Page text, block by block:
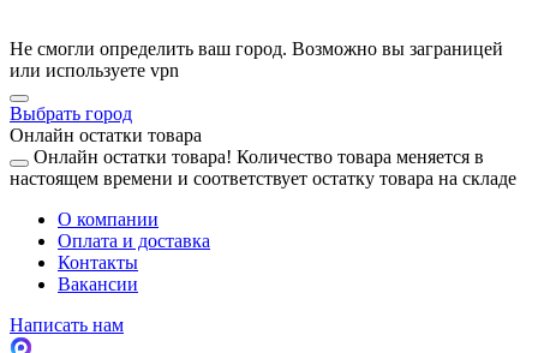
Не смогли определить ваш город. Возможно вы заграницей
или используете vpn
Выбрать город
Онлайн остатки товара
Онлайн остатки товара! Количество товара меняется в
настоящем времени и соответствует остатку товара на складе
О компании
Оплата и доставка
Контакты
Вакансии
Написать нам